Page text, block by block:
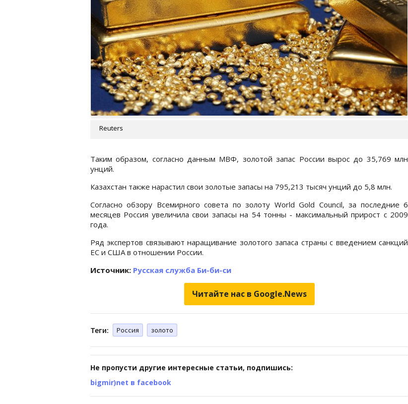
Reuters
Таким образом, согласно данным МВФ, золотой запас России вырос до 35,769 млн
унций.
Казахстан также нарастил свои золотые запасы на 795,213 тысяч унций до 5,8 млн.
Согласно обзору Всемирного совета по золоту World Gold Council, за последние 6
месяцев Россия увеличила свои запасы на 54 тонны - максимальный прирост с 2009
года.
Ряд экспертов связывают наращивание золотого запаса страны с введением санкций
ЕС и США в отношении России.
Источник: Русская служба Би-би-си
Читайте нас в Google.News
Теги: Россия золото
Не пропусти другие интересные статьи, подпишись:
bigmir)net в facebook